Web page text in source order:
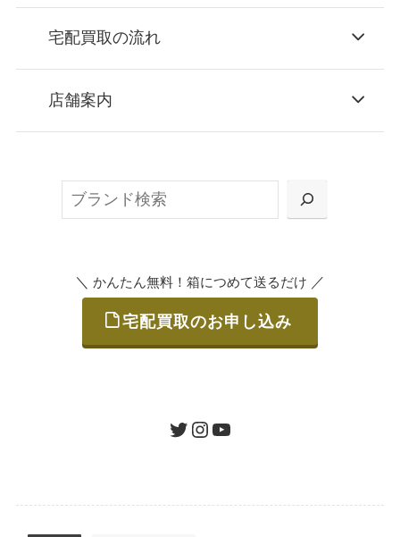
宅配買取の流れ
お申込み
または梱包材不要の「集荷申込」からお選び
ご発送
店舗案内
＼ かんたん無料！箱につめて送るだけ ／
宅配買取のお申し込み
ツイッターインスタグラムユーチューブ